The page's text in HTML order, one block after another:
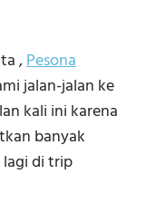
,Pesona
jalan-jalan ke
kali ini karena
banyak
lagi di trip